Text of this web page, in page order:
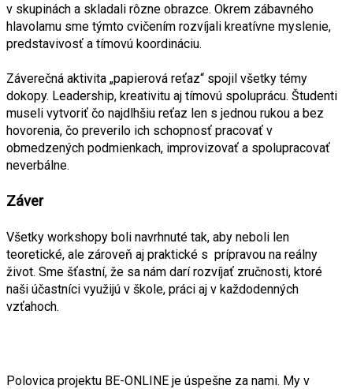
v skupinách a skladali rôzne obrazce. Okrem zábavného
hlavolamu sme týmto cvičením rozvíjali kreatívne myslenie,
predstavivosť a tímovú koordináciu.
Záverečná aktivita „papierová reťaz“ spojil všetky témy
dokopy. Leadership, kreativitu aj tímovú spoluprácu. Študenti
museli vytvoriť čo najdlhšiu reťaz len s jednou rukou a bez
hovorenia, čo preverilo ich schopnosť pracovať v
obmedzených podmienkach, improvizovať a spolupracovať
neverbálne.
Záver
Všetky workshopy boli navrhnuté tak, aby neboli len
teoretické, ale zároveň aj praktické s  prípravou na reálny
život. Sme šťastní, že sa nám darí rozvíjať zručnosti, ktoré
naši účastníci využijú v škole, práci aj v každodenných
vzťahoch.
Polovica projektu BE-ONLINE je úspešne za nami. My v